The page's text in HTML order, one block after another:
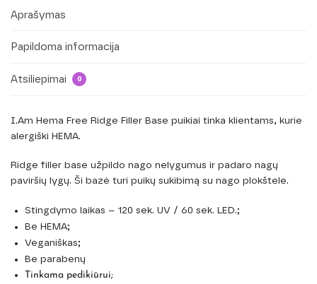
Aprašymas
Papildoma informacija
Atsiliepimai 0
I.Am Hema Free Ridge Filler Base puikiai tinka klientams, kurie
alergiški HEMA.
Ridge filler base užpildo nago nelygumus ir padaro nagų
paviršių lygų. Ši bazė turi puikų sukibimą su nago plokštele.
Stingdymo laikas – 120 sek. UV / 60 sek. LED.;
Be HEMA;
Veganiškas;
Be parabenų
Tinkama pedikiūrui;